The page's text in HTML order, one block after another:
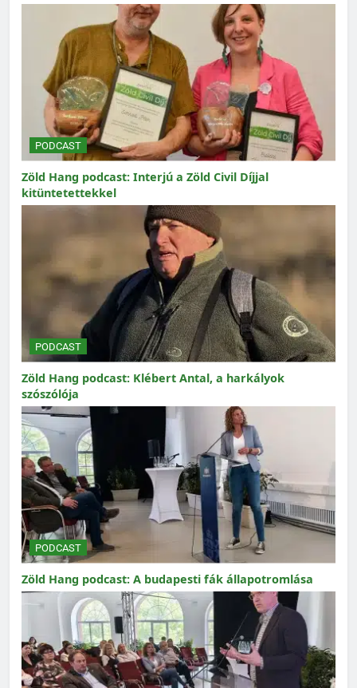
PODCAST
Zöld Hang podcast: Interjú a Zöld Civil Díjjal
kitüntetettekkel
PODCAST
Zöld Hang podcast: Klébert Antal, a harkályok
szószólója
PODCAST
Zöld Hang podcast: A budapesti fák állapotromlása